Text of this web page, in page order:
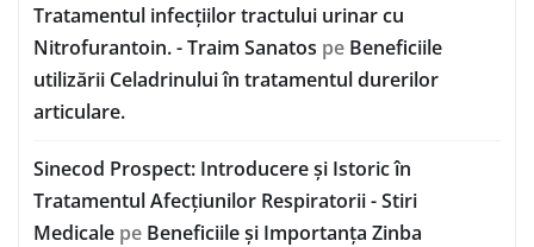
Tratamentul infecțiilor tractului urinar cu
Nitrofurantoin. - Traim Sanatos pe Beneficiile
utilizării Celadrinului în tratamentul durerilor
articulare.
Sinecod Prospect: Introducere și Istoric în
Tratamentul Afecțiunilor Respiratorii - Stiri
Medicale pe Beneficiile și Importanța Zinba